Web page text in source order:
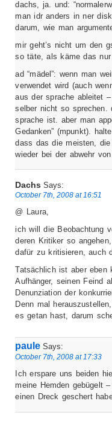
dachs, ja. und:
man idr anders in ner
darum, wie man
mir geht’s nicht um den
so täte, als käme das nur
ad “mädel”: wenn man
verwendet wird (auch
aus der sprache ableitet
selber nicht so
sprache ist. aber man
Gedanken” (mpunkt).
dass das die meisten,
wieder bei der abwehr von
Dachs Says:
October 7th, 2008 at 16:51
@ Laura,
ich will die Beobachtung
deren Kritiker so
dafür zu kritisieren, auch
Tatsächlich ist aber eben
Aufhänger, seinen Feind
Denunziation der
Denn mal
es getan hast, darum
paule Says:
October 7th, 2008 at 17:33
Ich erspare uns beiden
meine Hemden gebügelt
einen Dreck geschert